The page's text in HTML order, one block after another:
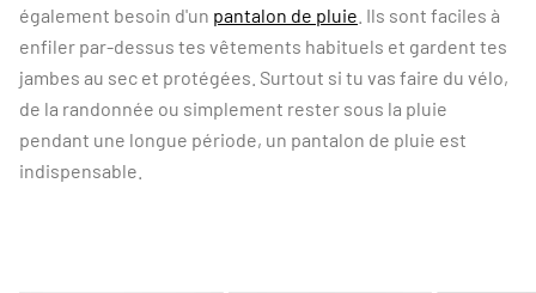
également besoin d'un pantalon de pluie . Ils sont faciles à
enfiler par-dessus tes vêtements habituels et gardent tes
jambes au sec et protégées. Surtout si tu vas faire du vélo,
de la randonnée ou simplement rester sous la pluie
pendant une longue période, un pantalon de pluie est
indispensable.